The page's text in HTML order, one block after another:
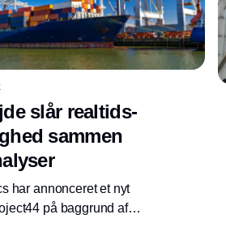
slår realtids-
sammen
har annonceret et nyt
på baggrund af